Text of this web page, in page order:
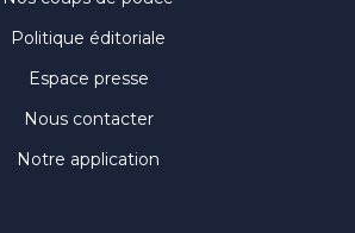
Politique éditoriale
Espace presse
Nous contacter
Notre application